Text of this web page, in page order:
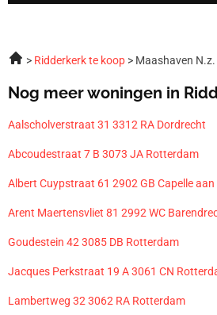
Ridderkerk te koop Maashaven
Nog meer woningen in
Aalscholverstraat 31 3312 RA Dordrecht
Abcoudestraat 7 B 3073 JA Rotterdam
Albert Cuypstraat 61 2902 GB Capelle aan
Arent Maertensvliet 81 2992 WC
Goudestein 42 3085 DB Rotterdam
Jacques Perkstraat 19 A 3061 CN
Lambertweg 32 3062 RA Rotterdam